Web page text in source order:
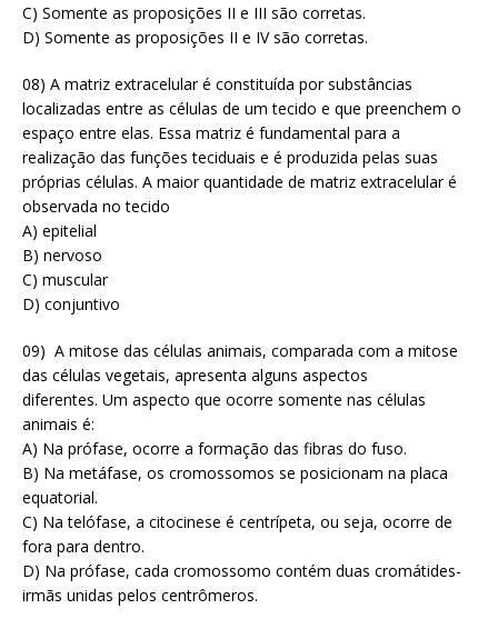
C) Somente as proposições II e III são corretas.
D) Somente as proposições II e IV são corretas.
08) A matriz extracelular é constituída por substâncias
localizadas entre as células de um tecido e que preenchem o
espaço entre elas. Essa matriz é fundamental para a
realização das funções teciduais e é produzida pelas suas
próprias células. A maior quantidade de matriz extracelular é
observada no tecido
A) epitelial
B) nervoso
C) muscular
D) conjuntivo
09) A mitose das células animais, comparada com a mitose
das células vegetais, apresenta alguns aspectos
diferentes. Um aspecto que ocorre somente nas células
animais é:
A) Na prófase, ocorre a formação das fibras do fuso.
B) Na metáfase, os cromossomos se posicionam na placa
equatorial.
C) Na telófase, a citocinese é centrípeta, ou seja, ocorre de
fora para dentro.
D) Na prófase, cada cromossomo contém duas cromátides-
irmãs unidas pelos centrômeros.